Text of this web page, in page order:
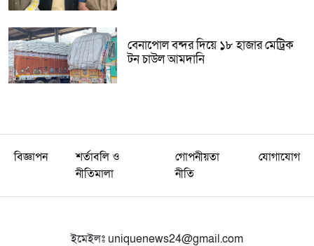
বেনাপোল বন্দর দিয়ে ১৮ হাজার মেট্রিক
টন চাউল আমদানি
বিজ্ঞাপন
শর্তাবলি ও
নীতিমালা
গোপনীয়তা
নীতি
যোগাযোগ
ইমেইলঃ uniquenews24@gmail.com